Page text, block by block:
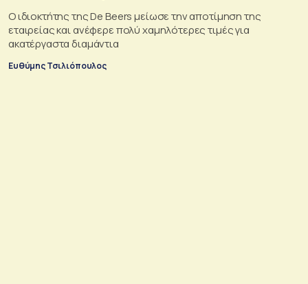
Ο ιδιοκτήτης της De Beers μείωσε την αποτίμηση της
εταιρείας και ανέφερε πολύ χαμηλότερες τιμές για
ακατέργαστα διαμάντια
Ευθύμης Τσιλιόπουλος